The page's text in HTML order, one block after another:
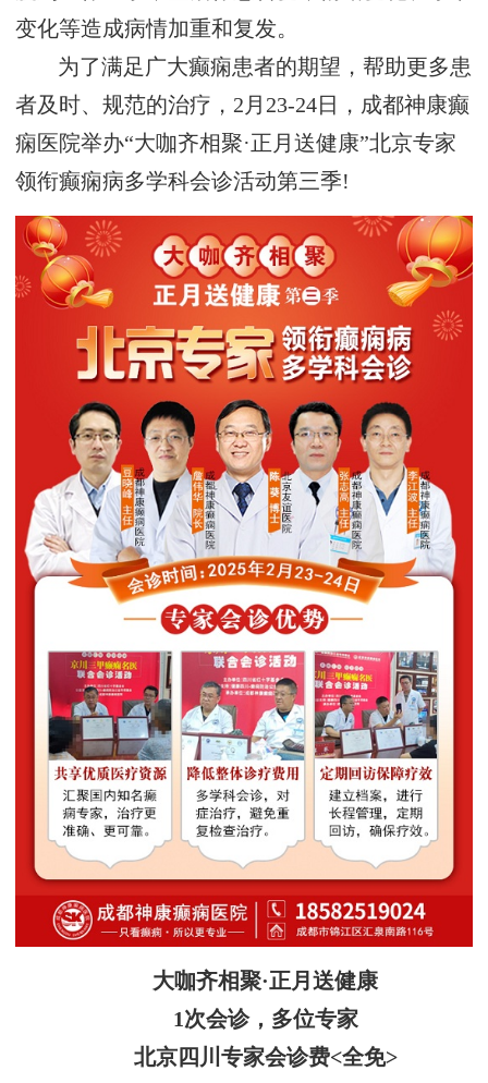
变化等造成病情加重和复发。
为了满足广大癫痫患者的期望，帮助更多患
者及时、规范的治疗，2月23-24日，成都神康癫
痫医院举办“大咖齐相聚·正月送健康”北京专家
领衔癫痫病多学科会诊活动第三季!
大咖齐相聚·正月送健康
1次会诊，多位专家
北京四川专家会诊费<全免>